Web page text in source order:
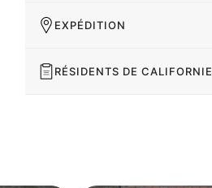
EXPÉDITION
RÉSIDENTS DE CALIFORNIE